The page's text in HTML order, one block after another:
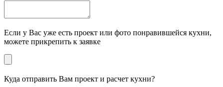
Если у Вас уже есть проект или фото понравившейся кухни,
можете прикрепить к заявке
Куда отправить Вам проект и расчет кухни?